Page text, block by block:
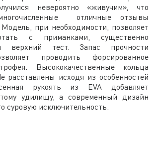
невероятно «живучим», что
отличные отзывы
при необходимости, позволяет
с приманками, существенно
верхний тест. Запас прочности
проводить форсированное
Высококачественные кольца
расставлены исходя из особенностей
рукоять из EVA добавляет
удилищу, а современный дизайн
суровую исключительность.